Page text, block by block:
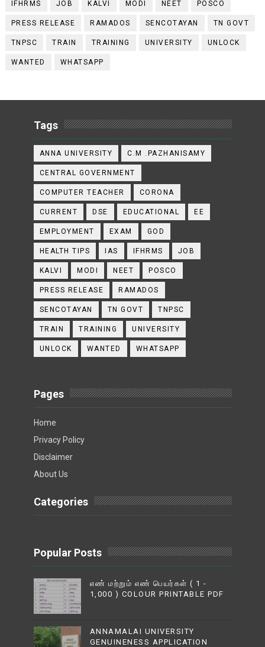
IFHRMS JOB KALVI MODI NEET POSCO
PRESS RELEASE RAMADOS SENCOTAYAN TN GOVT
TNPSC TRAIN TRAINING UNIVERSITY UNLOCK
WANTED WHATSAPP
Tags
ANNA UNIVERSITY C.M .PAZHANISAMY
CENTRAL GOVERNMENT
COMPUTER TEACHER CORONA
CURRENT DSE EDUCATIONAL EE
EMPLOYMENT EXAM GOD
HEALTH TIPS IAS IFHRMS JOB
KALVI MODI NEET POSCO
PRESS RELEASE RAMADOS
SENCOTAYAN TN GOVT TNPSC
TRAIN TRAINING UNIVERSITY
UNLOCK WANTED WHATSAPP
Pages
Home
Privacy Policy
Disclaimer
About Us
Categories
Popular Posts
எண் மற்றும் எண் பெயர்கள் ( 1 -
1,000 ) COLOUR PRINTABLE PDF
ANNAMALAI UNIVERSITY
GENUINENESS APPLICATION